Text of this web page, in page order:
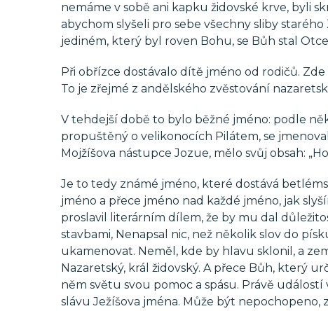
nemáme v sobě ani kapku židovské krve, byli
abychom slyšeli pro sebe všechny sliby
jediném, který byl roven Bohu, se Bůh stal
Při obřízce dostávalo dítě jméno od rodičů. Zde
To je zřejmé z andělského zvěstování
V tehdejší době to bylo běžné jméno: podle
propuštěný o velikonocích Pilátem, se
Mojžíšova nástupce Jozue, mělo svůj obsah:
Je to tedy známé jméno, které dostává
jméno a přece jméno nad každé jméno, jak
proslavil literárním dílem, že by mu dal
stavbami, Nenapsal nic, než několik slov do
ukamenovat. Neměl, kde by hlavu sklonil, a
Nazaretský, král židovský. A přece Bůh, který
něm světu svou pomoc a spásu. Právě
slávu Ježíšova jména. Může být